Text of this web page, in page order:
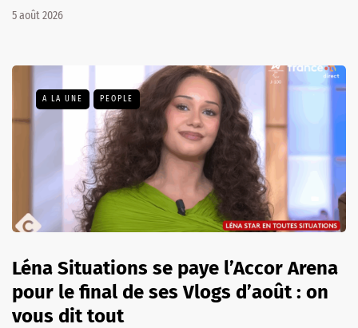
5 août 2026
A LA UNE PEOPLE
Léna Situations se paye l’Accor Arena
pour le final de ses Vlogs d’août : on
vous dit tout